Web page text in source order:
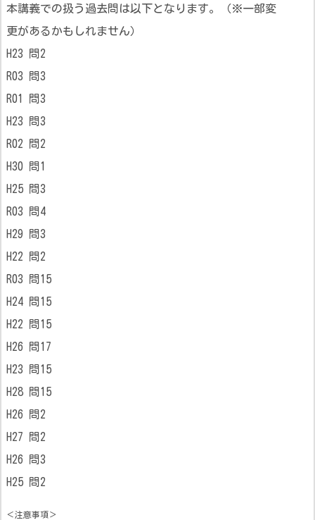
本講義での扱う過去問は以下となります。（※一部変
更があるかもしれません）
H23 問2
R03 問3
R01 問3
H23 問3
R02 問2
H30 問1
H25 問3
R03 問4
H29 問3
H22 問2
R03 問15
H24 問15
H22 問15
H26 問17
H23 問15
H28 問15
H26 問2
H27 問2
H26 問3
H25 問2
＜注意事項＞